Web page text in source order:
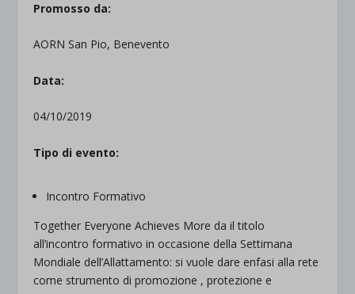
Promosso da:
AORN San Pio, Benevento
Data:
04/10/2019
Tipo di evento:
Incontro Formativo
Together Everyone Achieves More da il titolo
all’incontro formativo in occasione della Settimana
Mondiale dell’Allattamento: si vuole dare enfasi alla rete
come strumento di promozione , protezione e